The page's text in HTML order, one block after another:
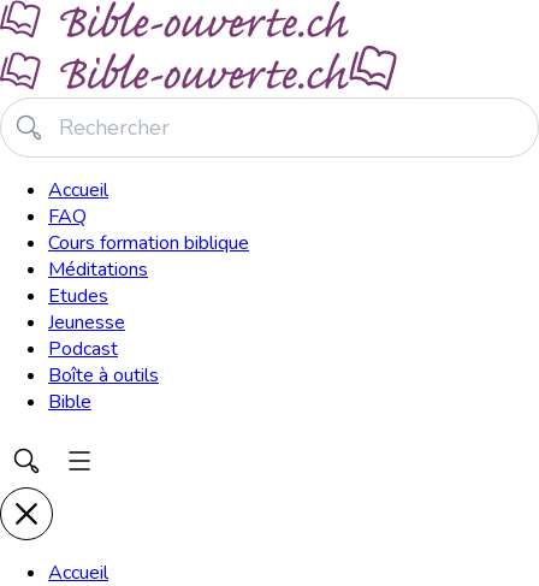
Accueil
FAQ
Cours formation biblique
Méditations
Etudes
Jeunesse
Podcast
Boîte à outils
Bible
Accueil